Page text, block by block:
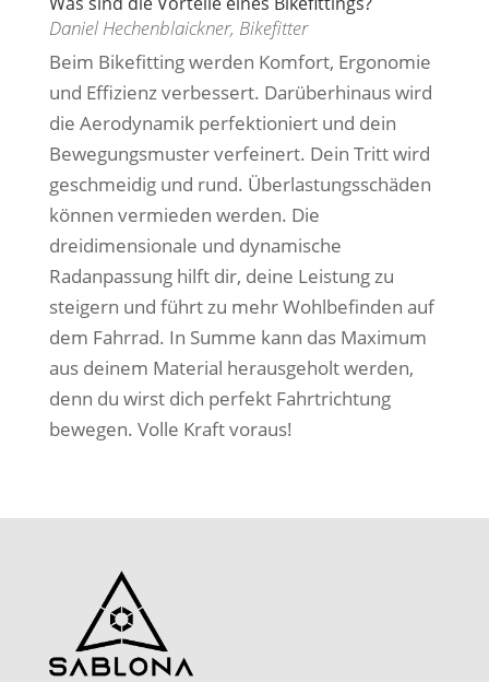
Daniel Hechenblaickner, Bikefitter
Beim Bikefitting werden Komfort, Ergonomie
und Effizienz verbessert. Darüberhinaus wird
die Aerodynamik perfektioniert und dein
Bewegungsmuster verfeinert. Dein Tritt wird
geschmeidig und rund. Überlastungsschäden
können vermieden werden. Die
dreidimensionale und dynamische
Radanpassung hilft dir, deine Leistung zu
steigern und führt zu mehr Wohlbefinden auf
dem Fahrrad. In Summe kann das Maximum
aus deinem Material herausgeholt werden,
denn du wirst dich perfekt Fahrtrichtung
bewegen. Volle Kraft voraus!